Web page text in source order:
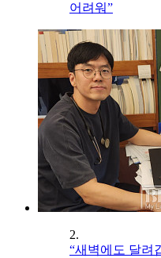
어려워”
2.
“새벽에도 달려